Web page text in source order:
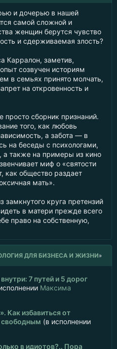
и дочерью в нашей
самой сложной и
женщин берутся чувство
и сдерживаемая злость?
Карралон, заметив,
созвучен историям
в семьях принято молчать,
на откровенность и
сборник признаний.
того, как любовь
а забота — в
на беседы с психологами,
а также на примеры из кино
миф о «святости
как общество раздает
мать».
замкнутого круга претензий
в матери прежде всего
право на собственную,
ДЛЯ БИЗНЕСА И ЖИЗНИ»
7 путей и 5 дорог
Максима
Как избавиться от
свободным (в исполнении
в идиотов?.. Пора